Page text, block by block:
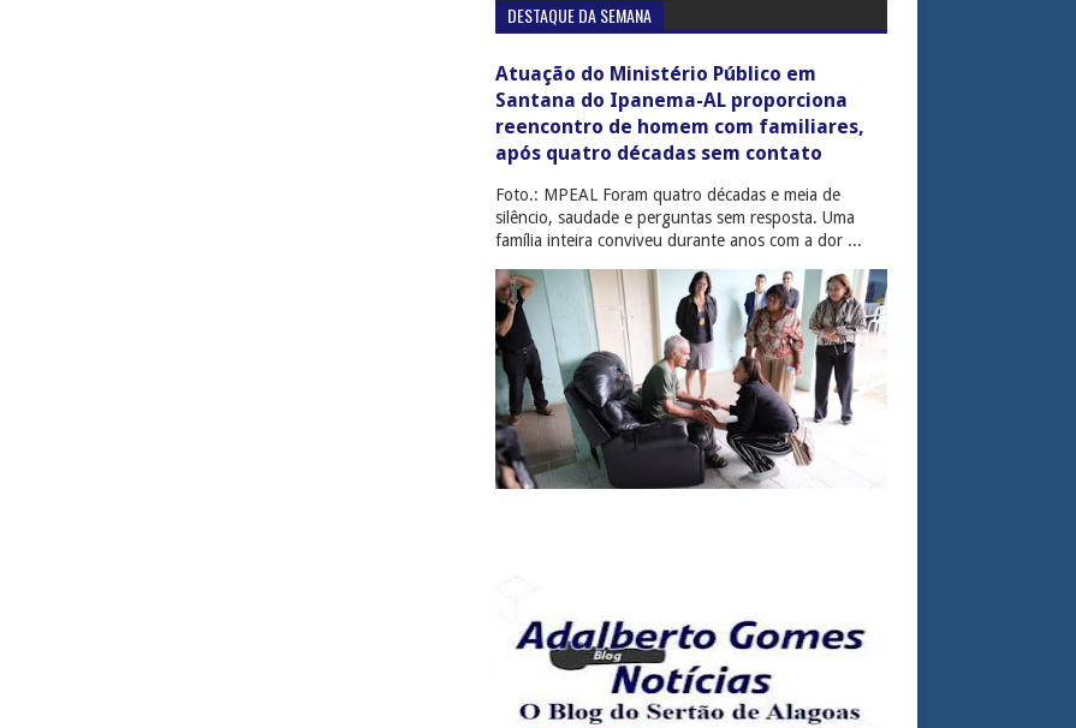
DESTAQUE DA SEMANA
Atuação do Ministério Público em
Santana do Ipanema-AL proporciona
reencontro de homem com familiares,
após quatro décadas sem contato
Foto.: MPEAL Foram quatro décadas e meia de
silêncio, saudade e perguntas sem resposta. Uma
família inteira conviveu durante anos com a dor ...